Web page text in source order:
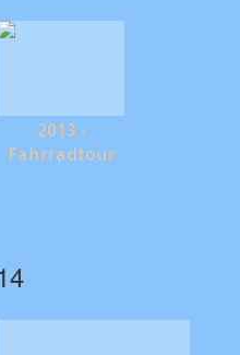
2013 -
Fahrradtour